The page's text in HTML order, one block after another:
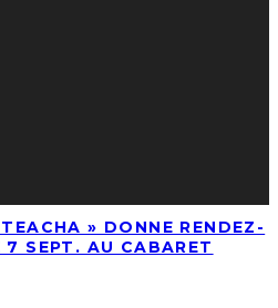
» DONNE RENDEZ-
7 SEPT. AU CABARET